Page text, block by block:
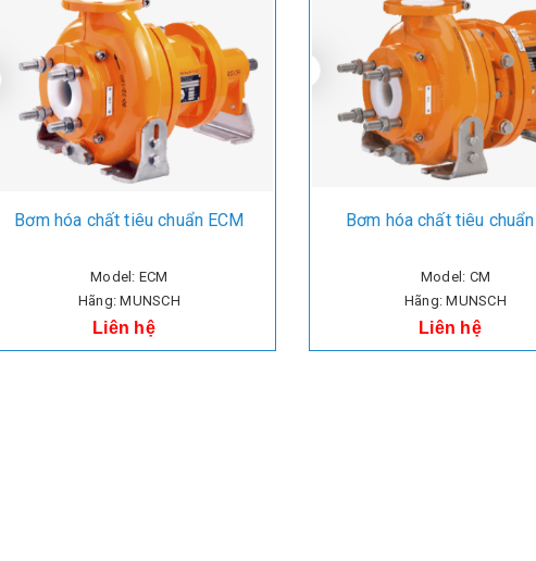
Bơm hóa chất tiêu chuẩn ECM
Model: ECM
Hãng: MUNSCH
Liên hệ
Bơm hóa chất tiêu
Model: CM
Hãng: MUNSCH
Liên hệ